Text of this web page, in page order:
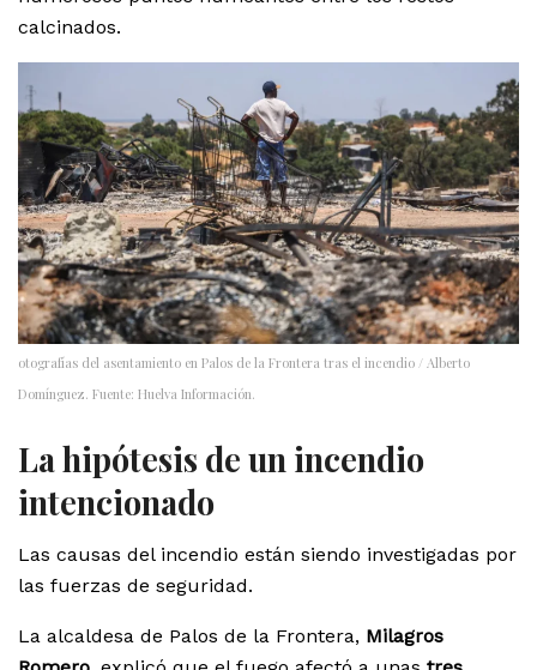
calcinados.
otografías del asentamiento en Palos de la Frontera tras el incendio / Alberto
Domínguez. Fuente: Huelva Información.
La hipótesis de un incendio
intencionado
Las causas del incendio están siendo investigadas por
las fuerzas de seguridad.
La alcaldesa de Palos de la Frontera, Milagros